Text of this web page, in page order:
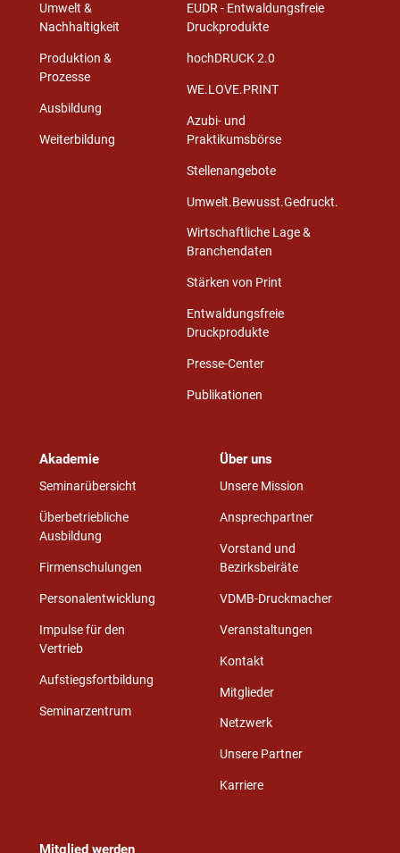
Umwelt &
Nachhaltigkeit
Produktion &
Prozesse
Ausbildung
Weiterbildung
EUDR - Entwaldungsfreie
Druckprodukte
hochDRUCK 2.0
WE.LOVE.PRINT
Azubi- und
Praktikumsbörse
Stellenangebote
Umwelt.Bewusst.Gedruckt.
Wirtschaftliche Lage &
Branchendaten
Stärken von Print
Entwaldungsfreie
Druckprodukte
Presse-Center
Publikationen
Akademie
Seminarübersicht
Überbetriebliche
Ausbildung
Firmenschulungen
Personalentwicklung
Impulse für den
Vertrieb
Aufstiegsfortbildung
Seminarzentrum
Über uns
Unsere Mission
Ansprechpartner
Vorstand und
Bezirksbeiräte
VDMB-Druckmacher
Veranstaltungen
Kontakt
Mitglieder
Netzwerk
Unsere Partner
Karriere
Mitglied werden